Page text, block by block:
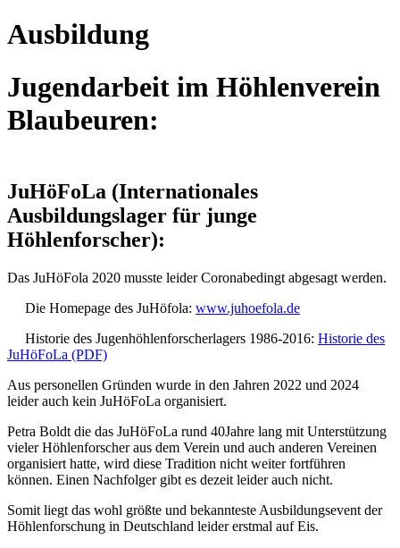
Ausbildung
Jugendarbeit im Höhlenverein
Blaubeuren:
JuHöFoLa (Internationales
Ausbildungslager für junge
Höhlenforscher):
Das JuHöFola 2020 musste leider Coronabedingt abgesagt werden.
Die Homepage des JuHöfola: www.juhoefola.de
Historie des Jugenhöhlenforscherlagers 1986-2016: Historie des
JuHöFoLa (PDF)
Aus personellen Gründen wurde in den Jahren 2022 und 2024
leider auch kein JuHöFoLa organisiert.
Petra Boldt die das JuHöFoLa rund 40Jahre lang mit Unterstützung
vieler Höhlenforscher aus dem Verein und auch anderen Vereinen
organisiert hatte, wird diese Tradition nicht weiter fortführen
können. Einen Nachfolger gibt es dezeit leider auch nicht.
Somit liegt das wohl größte und bekannteste Ausbildungsevent der
Höhlenforschung in Deutschland leider erstmal auf Eis.